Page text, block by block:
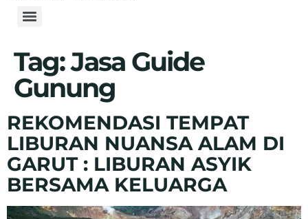
Tag:Jasa Guide
Gunung
REKOMENDASI TEMPAT
LIBURAN NUANSA ALAM DI
GARUT : LIBURAN ASYIK
BERSAMA KELUARGA